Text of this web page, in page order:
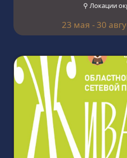
⚲ Локации
23 мая - 30